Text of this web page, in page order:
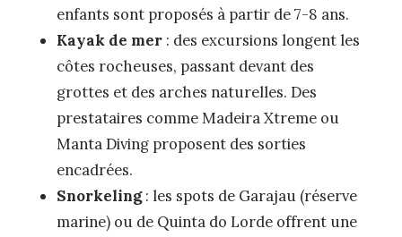
enfants sont proposés à partir de 7-8 ans.
Kayak de mer: des excursions longent les
côtes rocheuses, passant devant des
grottes et des arches naturelles. Des
prestataires comme Madeira Xtreme ou
Manta Diving proposent des sorties
encadrées.
Snorkeling: les spots de Garajau (réserve
marine) ou de Quinta do Lorde offrent une